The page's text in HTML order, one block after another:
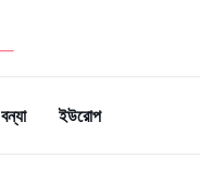
বন্যা ইউরোপ